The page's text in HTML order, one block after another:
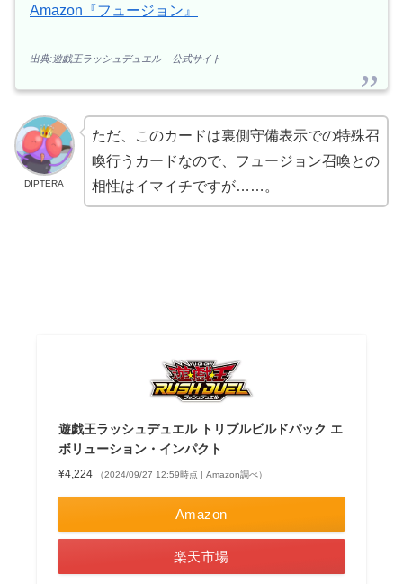
Amazon『フュージョン』
出典:遊戯王ラッシュデュエル – 公式サイト
DIPTERA
ただ、このカードは裏側守備表示での特殊召
喚行うカードなので、フュージョン召喚との
相性はイマイチですが……。
遊戯王ラッシュデュエル トリプルビルドパック エ
ボリューション・インパクト
¥4,224 （2024/09/27 12:59時点 | Amazon調べ）
Amazon
楽天市場